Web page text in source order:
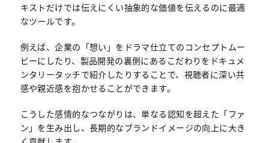
キストだけでは伝えにくい抽象的な価値を伝えるのに最適
なツールです。
例えば、企業の「想い」をドラマ仕立てのコンセプトムー
ビーにしたり、製品開発の裏側にあるこだわりをドキュメ
ンタリータッチで紹介したりすることで、視聴者に深い共
感や親近感を抱かせることができます。
こうした感情的なつながりは、単なる認知を超えた「ファ
ン」を生み出し、長期的なブランドイメージの向上に大き